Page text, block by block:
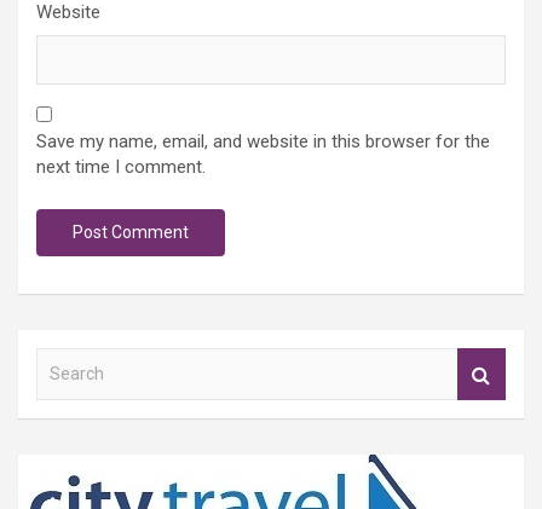
Website
Save my name, email, and website in this browser for the
next time I comment.
h